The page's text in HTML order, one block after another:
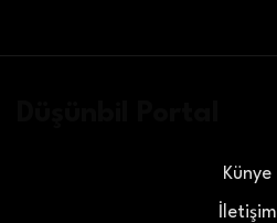
Künye
İletişim